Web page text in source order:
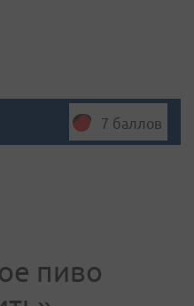
7 баллов
пиво